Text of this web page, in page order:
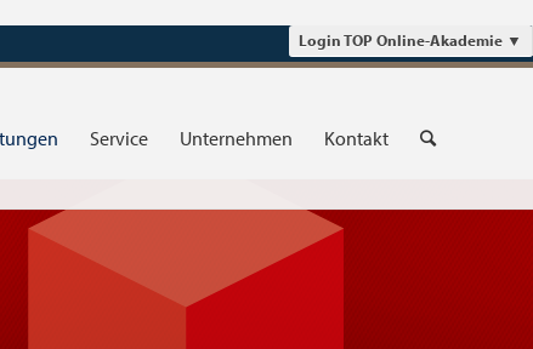
Login TOP Online-Akademie ▼
Service Unternehmen Kontakt